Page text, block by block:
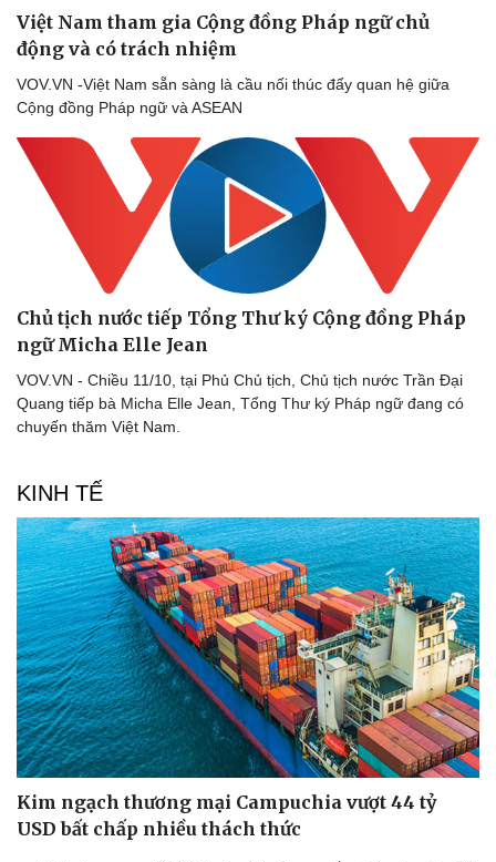
Thể thao
Bóng đá
Lịch thi đấu bóng đá
Thế giới thể thao
eSports
Ô tô - Xe máy
Ô tô
Xe máy
Tư vấn
Việt Nam tham gia Cộng đồng Pháp ngữ chủ
động và có trách nhiệm
VOV.VN -Việt Nam sẵn sàng là cầu nối thúc đẩy quan hệ giữa
Cộng đồng Pháp ngữ và ASEAN
Chủ tịch nước tiếp Tổng Thư ký Cộng đồng Pháp
ngữ Micha Elle Jean
VOV.VN - Chiều 11/10, tại Phủ Chủ tịch, Chủ tịch nước Trần Đại
Quang tiếp bà Micha Elle Jean, Tổng Thư ký Pháp ngữ đang có
chuyến thăm Việt Nam.
KINH TẾ
Kim ngạch thương mại Campuchia vượt 44 tỷ
USD bất chấp nhiều thách thức